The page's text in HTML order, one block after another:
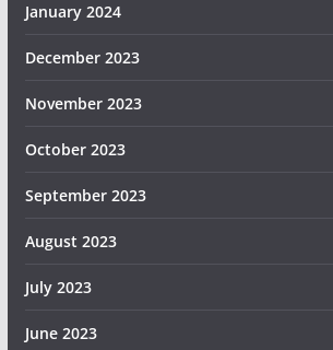
January 2024
December 2023
November 2023
October 2023
September 2023
August 2023
July 2023
June 2023